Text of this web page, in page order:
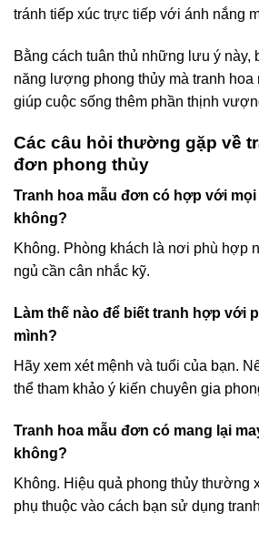
tránh tiếp xúc trực tiếp với ánh nắng
Bằng cách tuân thủ những lưu ý này,
năng lượng phong thủy mà tranh hoa
giúp cuộc sống thêm phần thịnh
Các câu hỏi thường gặp về
đơn phong thủy
Tranh hoa mẫu đơn có hợp với
không?
Không. Phòng khách là nơi phù hợp
ngủ cần cân nhắc kỹ.
Làm thế nào để biết tranh hợp với
mình?
Hãy xem xét mệnh và tuổi của bạn.
thể tham khảo ý kiến chuyên gia
Tranh hoa mẫu đơn có mang lại
không?
Không. Hiệu quả phong thủy thường
phụ thuộc vào cách bạn sử dụng